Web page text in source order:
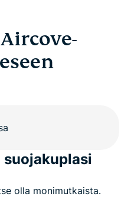
olla monimutkaista.